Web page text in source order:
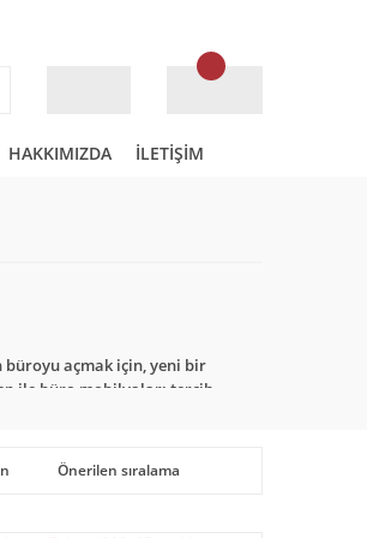
HAKKIMIZDA İLETİŞİM
büroyu açmak için, yeni bir
ile büro mobilyaları tercih